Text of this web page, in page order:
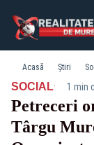
Acasă Știri
SOCIAL· 1 min
Petreceri
Târgu